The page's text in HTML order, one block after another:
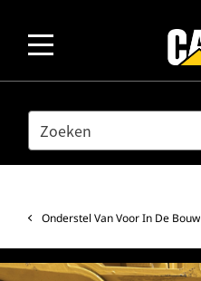
SEARCH
Onderstel Van Voor In De Bouw